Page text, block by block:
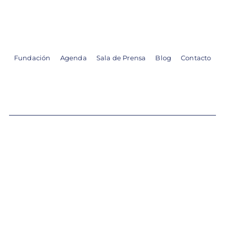
Fundación Agenda Sala de Prensa Blog Contacto